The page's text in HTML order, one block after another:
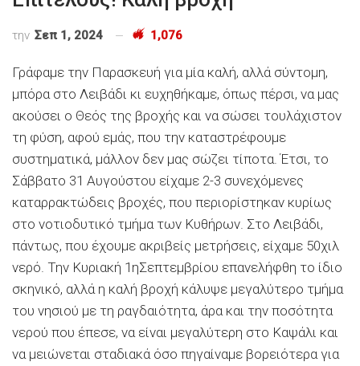
την Σεπ 1, 2024 1,076
Γράφαμε την Παρασκευή για μία καλή, αλλά σύντομη,
μπόρα στο Λειβάδι κι ευχηθήκαμε, όπως πέρσι, να μας
ακούσει ο Θεός της βροχής και να σώσει τουλάχιστον
τη φύση, αφού εμάς, που την καταστρέφουμε
συστηματικά, μάλλον δεν μας σώζει τίποτα. Έτσι, το
Σάββατο 31 Αυγούστου είχαμε 2-3 συνεχόμενες
καταρρακτώδεις βροχές, που περιορίστηκαν κυρίως
στο νοτιοδυτικό τμήμα των Κυθήρων. Στο Λειβάδι,
πάντως, που έχουμε ακριβείς μετρήσεις, είχαμε 50χιλ
νερό. Την Κυριακή 1 ηΣεπτεμβρίου επανελήφθη το ίδιο
σκηνικό, αλλά η καλή βροχή κάλυψε μεγαλύτερο τμήμα
του νησιού με τη ραγδαιότητα, άρα και την ποσότητα
νερού που έπεσε, να είναι μεγαλύτερη στο Καψάλι και
να μειώνεται σταδιακά όσο πηγαίναμε βορειότερα για